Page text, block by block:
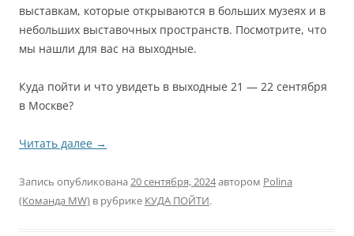
выставкам, которые открываются в больших музеях и в
небольших выставочных пространств. Посмотрите, что
мы нашли для вас на выходные.
Куда пойти и что увидеть в выходные 21 — 22 сентября
в Москве?
Читать далее →
Запись опубликована 20 сентября, 2024автором Polina
(Команда MW) в рубрике КУДА ПОЙТИ.